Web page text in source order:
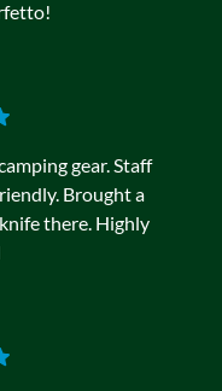
gear. Staff
Brought a
there. Highly